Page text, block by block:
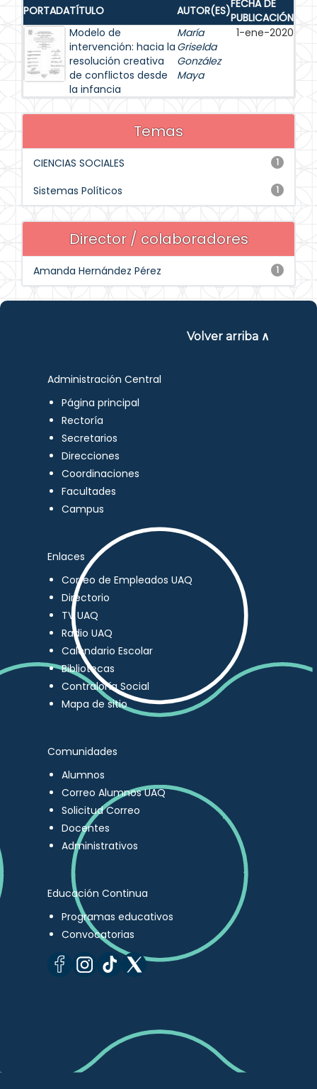
PORTADATÍTULO AUTOR(ES)FECHA DE
PUBLICACIÓN
Modelo de
intervención: hacia la
resolución creativa
de conflictos desde
la infancia
María
Griselda
González
Maya
1-ene-2020
Temas
1
CIENCIAS SOCIALES
1
Sistemas Políticos
Director / colaboradores
1
Amanda Hernández Pérez
Volver arriba ∧
Administración Central
Página principal
Rectoría
Secretarios
Direcciones
Coordinaciones
Facultades
Campus
Enlaces
Correo de Empleados UAQ
Directorio
TV UAQ
Radio UAQ
Calendario Escolar
Bibliotecas
Contraloría Social
Mapa de sitio
Comunidades
Alumnos
Correo Alumnos UAQ
Solicitud Correo
Docentes
Administrativos
Educación Continua
Programas educativos
Convocatorias